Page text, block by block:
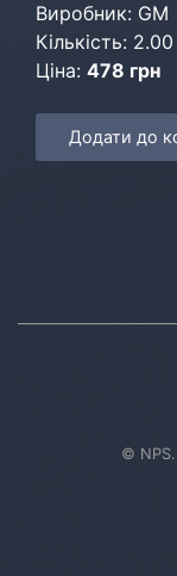
Виробник: GM
Кількість: 2.00
Ціна: 478 грн
Додати до
©